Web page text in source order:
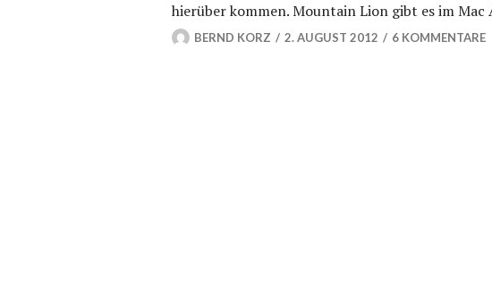
hierüber kommen. Mountain Lion gibt es im
BERND KORZ 2. AUGUST 2012 6 KOMMENTARE